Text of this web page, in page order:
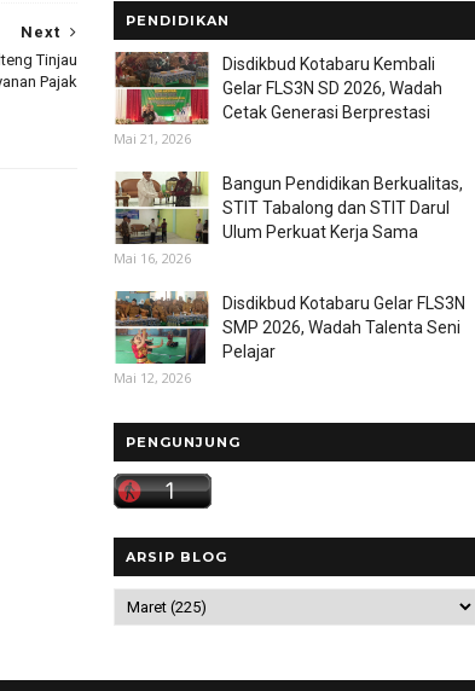
Next
Tinjau
Pajak
PENDIDIKAN
Disdikbud Kotabaru Kembali
Gelar FLS3N SD 2026, Wadah
Cetak Generasi Berprestasi
Mai 21, 2026
Bangun Pendidikan Berkualitas,
STIT Tabalong dan STIT Darul
Ulum Perkuat Kerja Sama
Mai 16, 2026
Disdikbud Kotabaru Gelar FLS3N
SMP 2026, Wadah Talenta Seni
Pelajar
Mai 12, 2026
PENGUNJUNG
ARSIP BLOG